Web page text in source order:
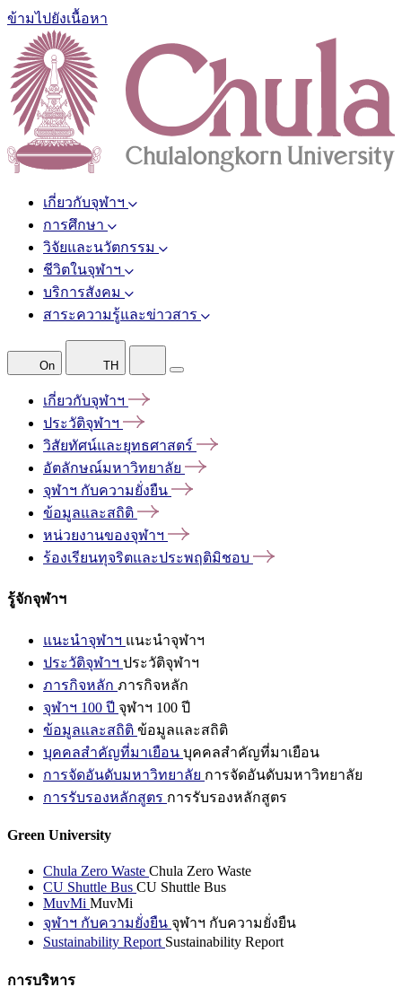
ข้ามไปยังเนื้อหา
เกี่ยวกับจุฬาฯ
การศึกษา
วิจัยและนวัตกรรม
ชีวิตในจุฬาฯ
บริการสังคม
สาระความรู้และข่าวสาร
On TH
เกี่ยวกับจุฬาฯ
ประวัติจุฬาฯ
วิสัยทัศน์และยุทธศาสตร์
อัตลักษณ์มหาวิทยาลัย
จุฬาฯ กับความยั่งยืน
ข้อมูลและสถิติ
หน่วยงานของจุฬาฯ
ร้องเรียนทุจริตและประพฤติมิชอบ
รู้จักจุฬาฯ
แนะนำจุฬาฯ แนะนำจุฬาฯ
ประวัติจุฬาฯ ประวัติจุฬาฯ
ภารกิจหลัก ภารกิจหลัก
จุฬาฯ 100 ปี จุฬาฯ 100 ปี
ข้อมูลและสถิติ ข้อมูลและสถิติ
บุคคลสำคัญที่มาเยือน บุคคลสำคัญที่มาเยือน
การจัดอันดับมหาวิทยาลัย การจัดอันดับมหาวิทยาลัย
การรับรองหลักสูตร การรับรองหลักสูตร
Green University
Chula Zero Waste Chula Zero Waste
CU Shuttle Bus CU Shuttle Bus
MuvMi MuvMi
จุฬาฯ กับความยั่งยืน จุฬาฯ กับความยั่งยืน
Sustainability Report Sustainability Report
การบริหาร